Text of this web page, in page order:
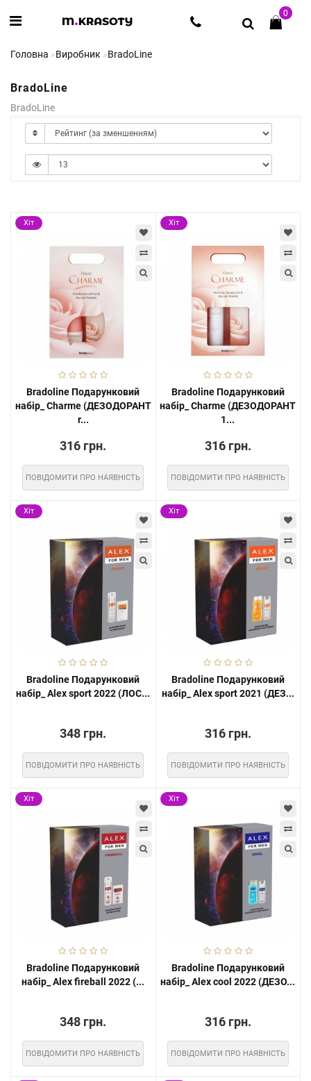
0
Головна Виробник BradoLine
BradoLine
BradoLine
Хіт
Bradoline Подарунковий
набір_ Сharme (ДЕЗОДОРАНТ
r...
316 грн.
ПОВІДОМИТИ ПРО НАЯВНІСТЬ
Хіт
Bradoline Подарунковий
набір_ Сharme (ДЕЗОДОРАНТ
1...
316 грн.
ПОВІДОМИТИ ПРО НАЯВНІСТЬ
Хіт
Bradoline Подарунковий
набір_ Alex sport 2022 (ЛОС...
348 грн.
ПОВІДОМИТИ ПРО НАЯВНІСТЬ
Хіт
Bradoline Подарунковий
набір_ Alex sport 2021 (ДЕЗ...
316 грн.
ПОВІДОМИТИ ПРО НАЯВНІСТЬ
Хіт
Bradoline Подарунковий
набір_ Alex fireball 2022 (...
348 грн.
ПОВІДОМИТИ ПРО НАЯВНІСТЬ
Хіт
Bradoline Подарунковий
набір_ Alex cool 2022 (ДЕЗО...
316 грн.
ПОВІДОМИТИ ПРО НАЯВНІСТЬ